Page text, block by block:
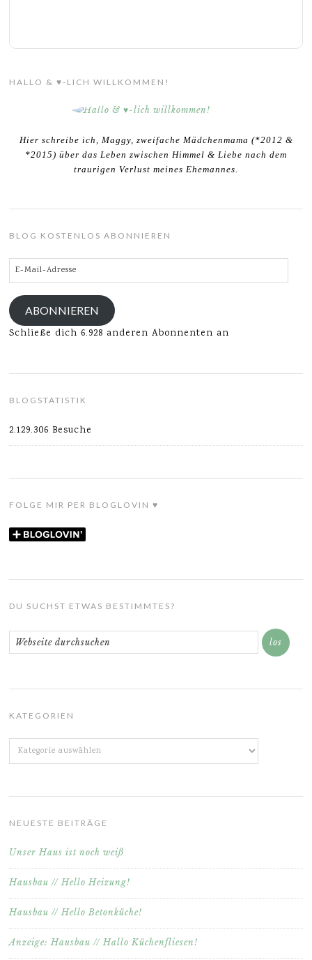
HALLO & ♥-LICH WILLKOMMEN!
Hier schreibe ich, Maggy, zweifache Mädchenmama (*2012 &
*2015) über das Leben zwischen Himmel & Liebe nach dem
traurigen Verlust meines Ehemannes.
BLOG KOSTENLOS ABONNIEREN
E-
Mail-
Adresse
ABONNIEREN
Schließe dich 6.928 anderen Abonnenten an
BLOGSTATISTIK
2.129.306 Besuche
FOLGE MIR PER BLOGLOVIN ♥
DU SUCHST ETWAS BESTIMMTES?
KATEGORIEN
Kategorien
NEUESTE BEITRÄGE
Unser Haus ist noch weiß
Hausbau // Hello Heizung!
Hausbau // Hello Betonküche!
Anzeige: Hausbau // Hallo Küchenfliesen!